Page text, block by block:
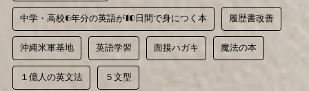
中学・高校6年分の英語が10日間で身につく本 履歴書改善
沖縄米軍基地 英語学習 面接ハガキ 魔法の本
１億人の英文法 ５文型